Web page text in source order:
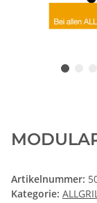
Artikelnummer:
Kategorie: